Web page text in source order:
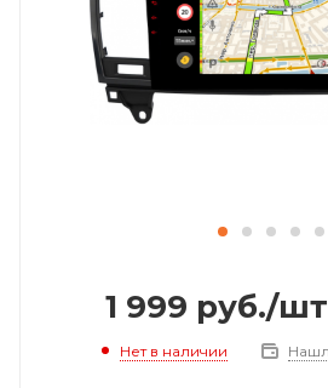
1 999 руб./шт
Нет в наличии